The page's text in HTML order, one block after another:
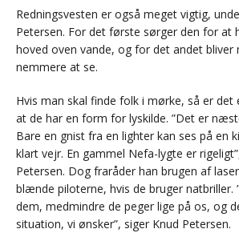
Redningsvesten er også meget vigtig,
Petersen. For det første sørger den for at
hoved oven vande, og for det andet bliver
nemmere at se.
Hvis man skal finde folk i mørke, så er det
at de har en form for lyskilde. ”Det er
Bare en gnist fra en lighter kan ses på en
klart vejr. En gammel Nefa-lygte er
Petersen. Dog fraråder han brugen af
blænde piloterne, hvis de bruger natbriller.
dem, medmindre de peger lige på os, og
situation, vi ønsker”, siger Knud Petersen.